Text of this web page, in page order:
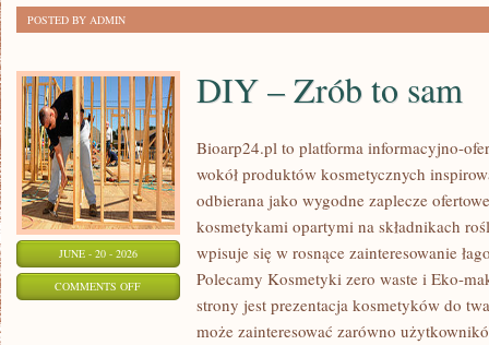
POSTED BY ADMIN
JUNE - 20 - 2026
COMMENTS OFFON
DIY – Zrób to sam
Bioarp24.pl to platforma informacyjno-
wokół produktów kosmetycznych
odbierana jako wygodne zaplecze
kosmetykami opartymi na składnikach
wpisuje się w rosnące zainteresowanie
Polecamy Kosmetyki zero waste i Eko-
strony jest prezentacja kosmetyków do
może zainteresować zarówno